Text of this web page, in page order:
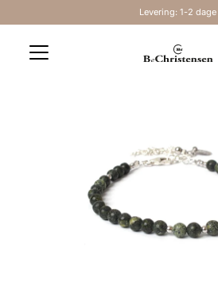
Levering: 1-2 dage